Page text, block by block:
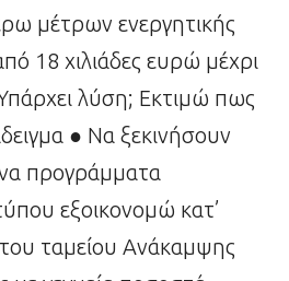
μέτρων ενεργητικής
18 χιλιάδες ευρώ μέχρι
λύση; Εκτιμώ πως
● Να ξεκινήσουν
προγράμματα
εξοικονομώ κατ’
ταμείου Ανάκαμψης